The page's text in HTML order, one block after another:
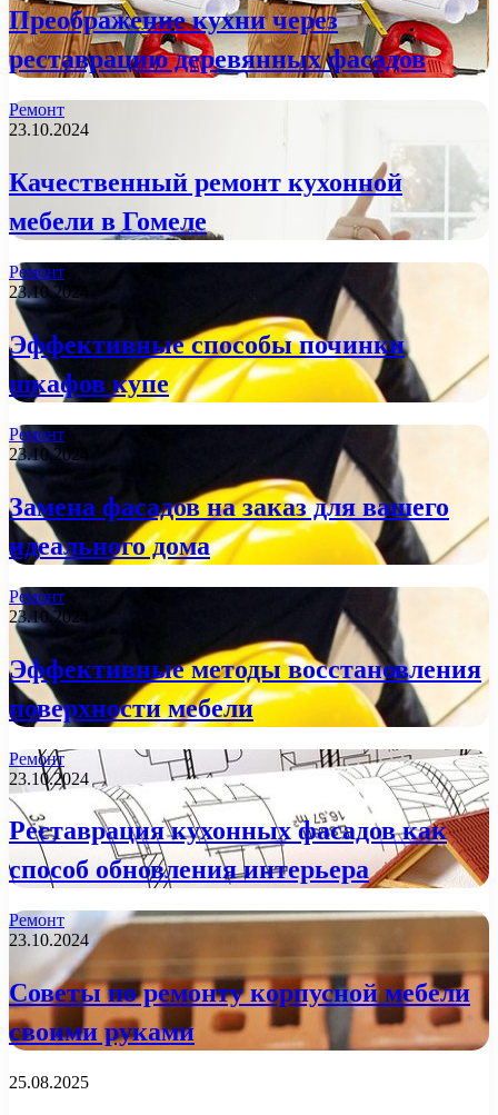
Преображение кухни через
реставрацию деревянных фасадов
Ремонт
23.10.2024
Качественный ремонт кухонной
мебели в Гомеле
Ремонт
23.10.2024
Эффективные способы починки
шкафов купе
Ремонт
23.10.2024
Замена фасадов на заказ для вашего
идеального дома
Ремонт
23.10.2024
Эффективные методы восстановления
поверхности мебели
Ремонт
23.10.2024
Реставрация кухонных фасадов как
способ обновления интерьера
Ремонт
23.10.2024
Советы по ремонту корпусной мебели
своими руками
25.08.2025